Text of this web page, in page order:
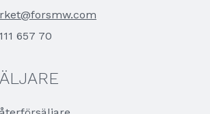
657 70